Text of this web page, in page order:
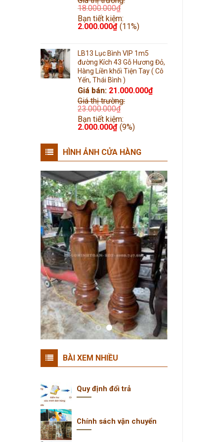
18.000.000₫
Bạn tiết kiệm:
2.000.000₫ (11%)
LB13 Lục Bình VIP 1m5
đường Kích 43 Gỗ Hương Đỏ,
Hàng Liền khối Tiện Tay ( Cô
Yến, Thái Bình )
Giá bán: 21.000.000₫
Giá thị trường:
23.000.000₫
Bạn tiết kiệm:
2.000.000₫ (9%)
HÌNH ẢNH CỬA HÀNG
BÀI XEM NHIỀU
Quy định đổi trả
Chính sách vận chuyển